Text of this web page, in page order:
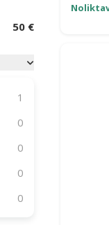
50 €
1
0
0
0
0